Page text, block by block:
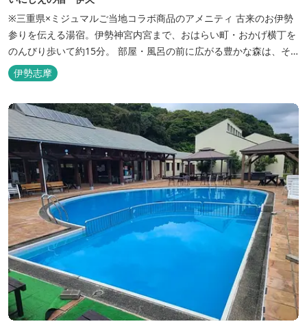
※三重県×ミジュマルご当地コラボ商品のアメニティ 古来のお伊勢
参りを伝える湯宿。伊勢神宮内宮まで、おはらい町・おかげ横丁を
のんびり歩いて約15分。 部屋・風呂の前に広がる豊かな森は、そ
のまま内宮の森へと連なっています。 お伊勢さんとつながってい
る・・そんな気持ちになる宿です。 館内には2つの大浴場と趣の異
なる３つの貸切露天風呂を楽しめます。
伊勢志摩